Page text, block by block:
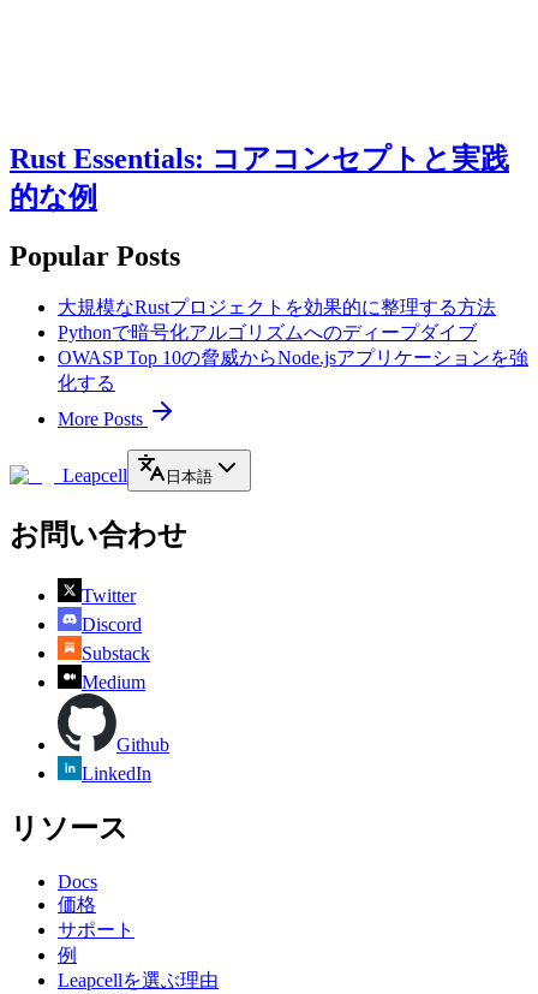
Rust Essentials: コアコンセプトと実践
的な例
Popular Posts
大規模なRustプロジェクトを効果的に整理する方法
Pythonで暗号化アルゴリズムへのディープダイブ
OWASP Top 10の脅威からNode.jsアプリケーションを強
化する
More Posts
Leapcell 日本語
お問い合わせ
Twitter
Discord
Substack
Medium
Github
LinkedIn
リソース
Docs
価格
サポート
例
Leapcellを選ぶ理由